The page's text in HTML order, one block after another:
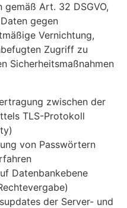
Art. 32 DSGVO,
gegen
Vernichtung,
Zugriff zu
Sicherheitsmaßnahmen
zwischen der
TLS-Protokoll
von Passwörtern
Datenbankebene
der Server- und